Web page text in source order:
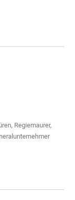
Regiemaurer,